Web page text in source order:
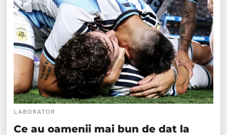
LABORATOR
Ce au oamenii mai bun de dat la